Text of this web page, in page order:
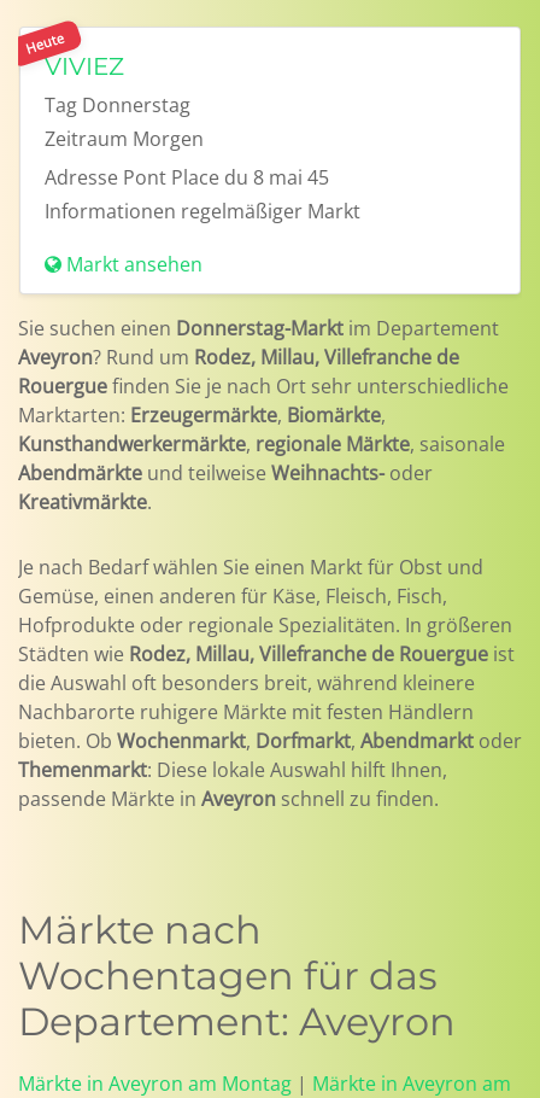
Heute
VIVIEZ
Tag Donnerstag
Zeitraum Morgen
Adresse Pont Place du 8 mai 45
Informationen regelmäßiger Markt
Markt ansehen
Sie suchen einen Donnerstag-Markt im Departement
Aveyron? Rund um Rodez, Millau, Villefranche de
Rouerguefinden Sie je nach Ort sehr unterschiedliche
Marktarten: Erzeugermärkte, Biomärkte,
Kunsthandwerkermärkte, regionale Märkte, saisonale
Abendmärkte und teilweise Weihnachts- oder
Kreativmärkte.
Je nach Bedarf wählen Sie einen Markt für Obst und
Gemüse, einen anderen für Käse, Fleisch, Fisch,
Hofprodukte oder regionale Spezialitäten. In größeren
Städten wie Rodez, Millau, Villefranche de Rouergue ist
die Auswahl oft besonders breit, während kleinere
Nachbarorte ruhigere Märkte mit festen Händlern
bieten. Ob Wochenmarkt, Dorfmarkt, Abendmarkt oder
Themenmarkt: Diese lokale Auswahl hilft Ihnen,
passende Märkte in Aveyron schnell zu finden.
Märkte nach
Wochentagen für das
Departement: Aveyron
Märkte in Aveyron am Montag | Märkte in Aveyron am